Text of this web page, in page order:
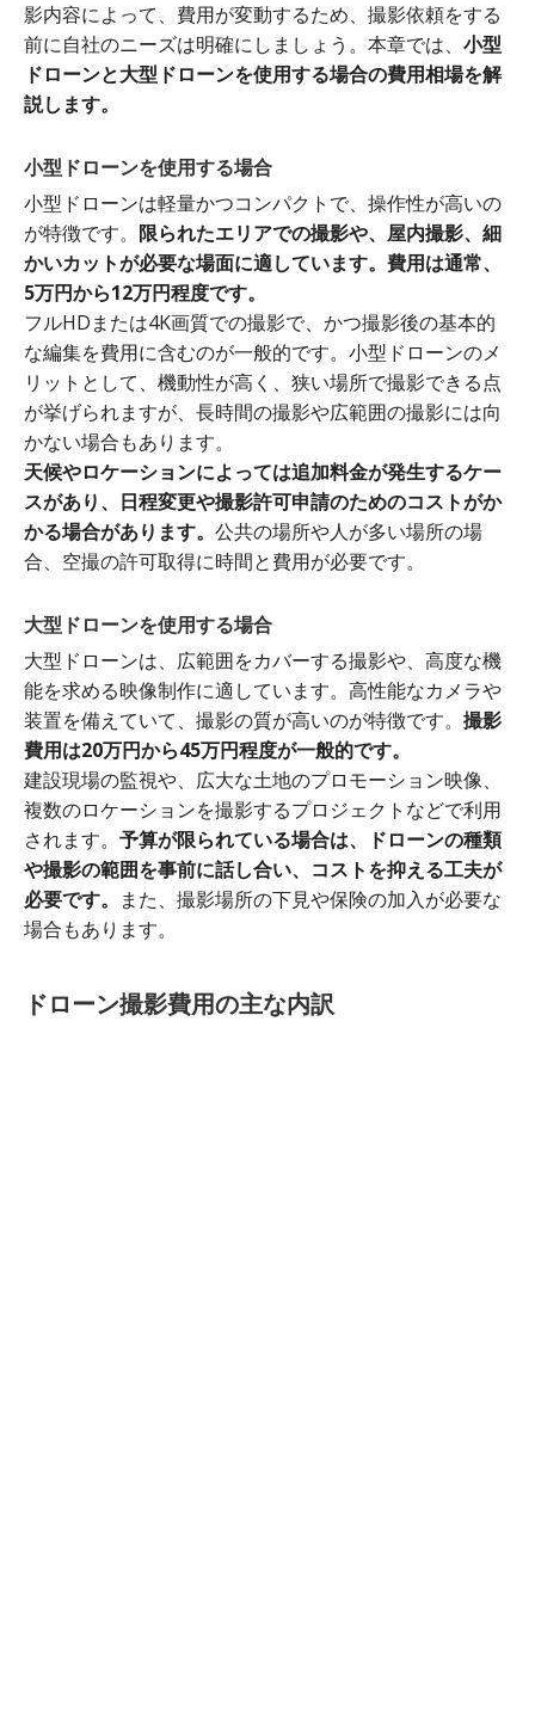
影内容によって、費用が変動するため、撮影依頼をする
前に自社のニーズは明確にしましょう。本章では、 小型
ドローンと大型ドローンを使用する場合の費用相場を解
説します。
小型ドローンを使用する場合
小型ドローンは軽量かつコンパクトで、操作性が高いの
が特徴です。 限られたエリアでの撮影や、屋内撮影、細
かいカットが必要な場面に適しています。費用は通常、
5万円から12万円程度です。
フルHDまたは4K画質での撮影で、かつ撮影後の基本的
な編集を費用に含むのが一般的です。小型ドローンのメ
リットとして、機動性が高く、狭い場所で撮影できる点
が挙げられますが、長時間の撮影や広範囲の撮影には向
かない場合もあります。
天候やロケーションによっては追加料金が発生するケー
スがあり、日程変更や撮影許可申請のためのコストがか
かる場合があります。 公共の場所や人が多い場所の場
合、空撮の許可取得に時間と費用が必要です。
大型ドローンを使用する場合
大型ドローンは、広範囲をカバーする撮影や、高度な機
能を求める映像制作に適しています。高性能なカメラや
装置を備えていて、撮影の質が高いのが特徴です。 撮影
費用は20万円から45万円程度が一般的です。
建設現場の監視や、広大な土地のプロモーション映像、
複数のロケーションを撮影するプロジェクトなどで利用
されます。 予算が限られている場合は、ドローンの種類
や撮影の範囲を事前に話し合い、コストを抑える工夫が
必要です。 また、撮影場所の下見や保険の加入が必要な
場合もあります。
ドローン撮影費用の主な内訳